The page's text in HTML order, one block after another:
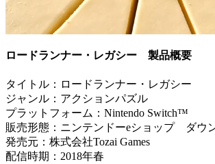
ロードランナー・レガシー 製品概要
タイトル：ロードランナー・レガシー
ジャンル：アクションパズル
プラットフォーム：Nintendo Switch™
販売形態：ニンテンドーeショップ ダウ
発売元：株式会社Tozai Games
配信時期：2018年春